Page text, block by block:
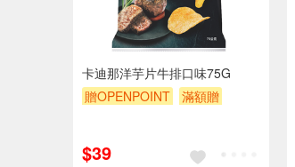
卡迪那洋芋片牛排口味75G
贈OPENPOINT
滿額贈
$39